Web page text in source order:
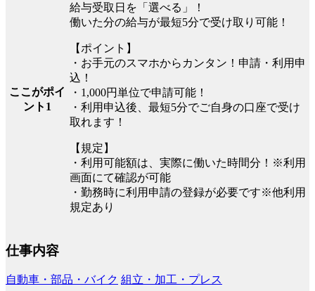
ここがポイ
ント1
給与受取日を「選べる」！
働いた分の給与が最短5分で受け取り可能！
【ポイント】
・お手元のスマホからカンタン！申請・利用申
込！
・1,000円単位で申請可能！
・利用申込後、最短5分でご自身の口座で受け
取れます！
【規定】
・利用可能額は、実際に働いた時間分！※利用
画面にて確認が可能
・勤務時に利用申請の登録が必要です※他利用
規定あり
仕事内容
自動車・部品・バイク 組立・加工・プレス